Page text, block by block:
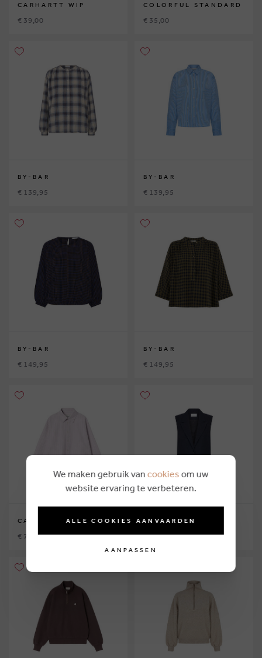
CARHARTT WIP
€ 39,00
COLORFUL STANDARD
€ 35,00
BY-BAR
€ 139,95
BY-BAR
€ 139,95
BY-BAR
€ 149,95
BY-BAR
€ 149,95
CARHARTT WIP
€ 79,00
BY-BAR
€ 189,95
We maken gebruik van cookies om uw
website ervaring te verbeteren.
ALLE COOKIES AANVAARDEN
AANPASSEN